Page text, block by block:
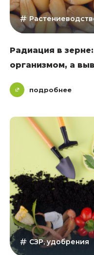
Радиация в
организмом, а
подробнее
СЗР, удобрения